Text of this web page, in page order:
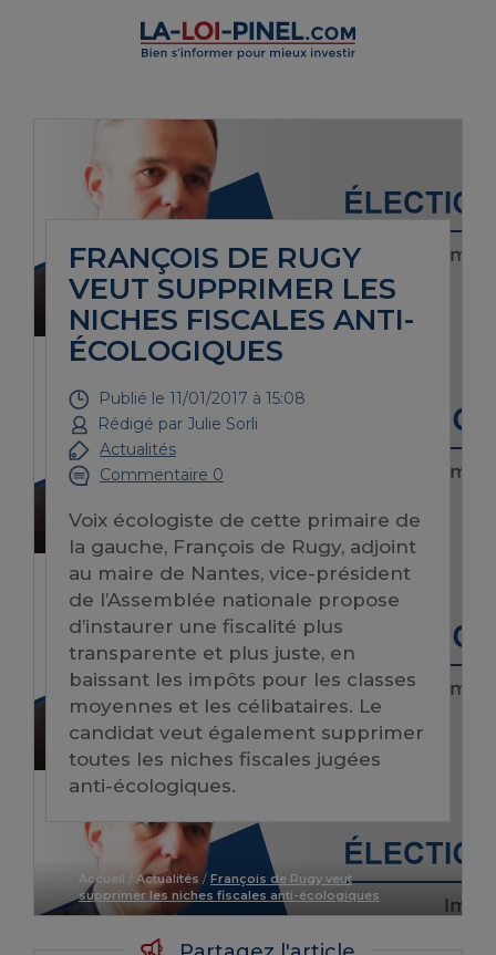
FRANÇOIS DE RUGY
VEUT SUPPRIMER LES
NICHES FISCALES ANTI-
ÉCOLOGIQUES
Publié le 11/01/2017 à 15:08
Rédigé par Julie Sorli
Actualités
Commentaire 0
Voix écologiste de cette primaire de
la gauche, François de Rugy, adjoint
au maire de Nantes, vice-président
de l’Assemblée nationale propose
d’instaurer une fiscalité plus
transparente et plus juste, en
baissant les impôts pour les classes
moyennes et les célibataires. Le
candidat veut également supprimer
toutes les niches fiscales jugées
anti-écologiques.
Accueil / Actualités/ François de Rugy veut
supprimer les niches fiscales anti-écologiques